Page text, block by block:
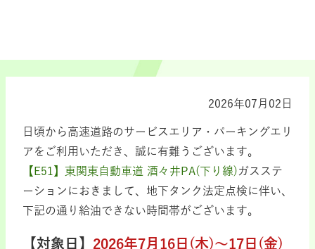
2026年07月02日
日頃から高速道路のサービスエリア・パーキングエリ
アをご利用いただき、誠に有難うございます。
【E51】東関東自動車道 酒々井PA(下り線)ガスステ
ーションにおきまして、地下タンク法定点検に伴い、
下記の通り給油できない時間帯がございます。
【対象日】 2026年7月16日(木)～17日(金)